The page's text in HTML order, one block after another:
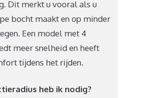
Dit merkt u vooral als u
bocht maakt en op minder
Een model met 4
meer snelheid en heeft
tijdens het rijden.
heb ik nodig?